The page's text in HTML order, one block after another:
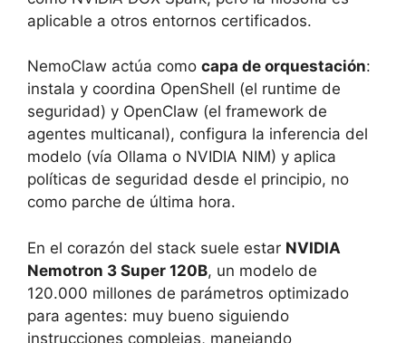
aplicable a otros entornos certificados.
NemoClaw actúa como capa de orquestación:
instala y coordina OpenShell (el runtime de
seguridad) y OpenClaw (el framework de
agentes multicanal), configura la inferencia del
modelo (vía Ollama o NVIDIA NIM) y aplica
políticas de seguridad desde el principio, no
como parche de última hora.
En el corazón del stack suele estar NVIDIA
Nemotron 3 Super 120B, un modelo de
120.000 millones de parámetros optimizado
para agentes: muy bueno siguiendo
instrucciones complejas, manejando